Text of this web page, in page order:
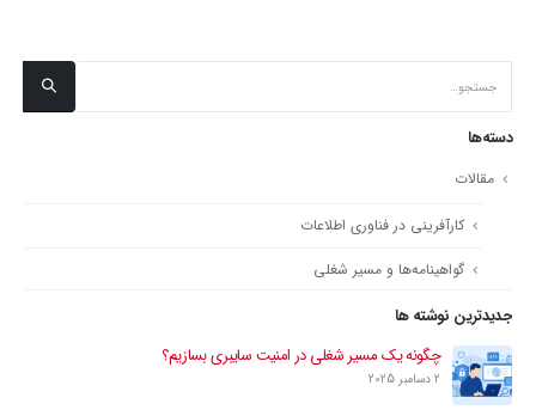
دسته‌ها
مقالات
کارآفرینی در فناوری اطلاعات
گواهینامه‌ها و مسیر شغلی
جدیدترین نوشته ها
چگونه یک مسیر شغلی در امنیت سایبری بسازیم؟
2 دسامبر 2025